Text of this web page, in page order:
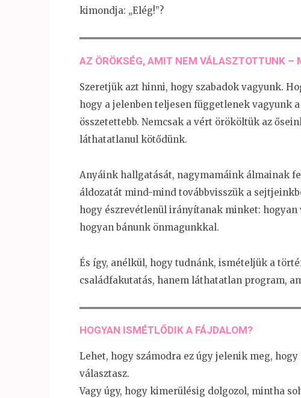
kimondja: „Elég!”?
AZ ÖRÖKSÉG, AMIT NEM VÁLASZTOTTUNK –
Szeretjük azt hinni, hogy szabadok vagyunk.
hogy a jelenben teljesen függetlenek vagyunk
összetettebb. Nemcsak a vért örököltük az
láthatatlanul kötődünk.
Anyáink hallgatását, nagymamáink álmainak
áldozatát mind-mind továbbvisszük a
hogy észrevétlenül irányítanak minket:
hogyan bánunk önmagunkkal.
És így, anélkül, hogy tudnánk, ismételjük a
családfakutatás, hanem láthatatlan program,
HOGYAN ISMÉTLŐDIK A FÁJDALOM?
Lehet, hogy számodra ez úgy jelenik meg,
választasz.
Vagy úgy, hogy kimerülésig dolgozol, mintha